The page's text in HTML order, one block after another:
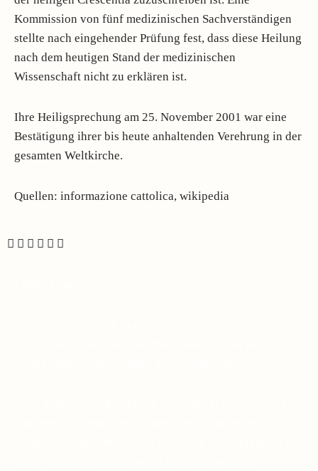
Kommission von fünf medizinischen Sachverständigen
stellte nach eingehender Prüfung fest, dass diese Heilung
nach dem heutigen Stand der medizinischen
Wissenschaft nicht zu erklären ist.
Ihre Heiligsprechung am 25. November 2001 war eine
Bestätigung ihrer bis heute anhaltenden Verehrung in der
gesamten Weltkirche.
Quellen: informazione cattolica, wikipedia